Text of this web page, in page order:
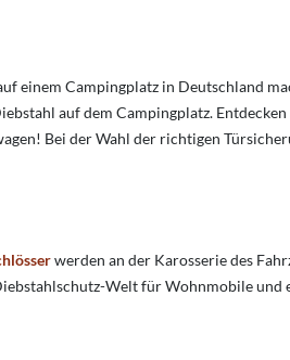
einem Campingplatz in Deutschland
auf dem Campingplatz.
Bei der Wahl der richtigen
werden an der Karosserie des
Welt für Wohnmobile